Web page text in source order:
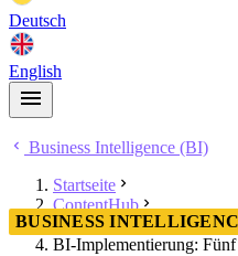
Deutsch
English
Business Intelligence (BI)
Startseite
ContentHub
Business Intelligence (BI)
BI-Implementierung:
BUSINESS